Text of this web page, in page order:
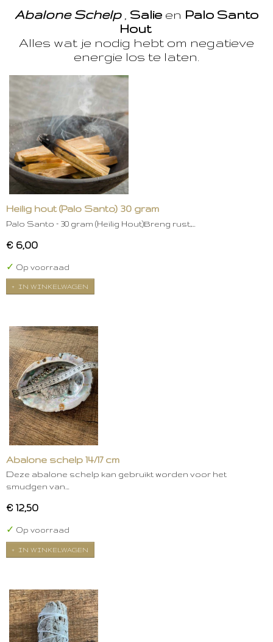
Abalone Schelp, Salie en Palo Santo
Hout
Alles wat je nodig hebt om negatieve
energie los te laten.
Heilig hout (Palo Santo) 30 gram
Palo Santo – 30 gram (Heilig Hout)Breng rust,…
€ 6,00
✓ Op voorraad
IN WINKELWAGEN
Abalone schelp 14/17 cm
Deze abalone schelp kan gebruikt worden voor het
smudgen van…
€ 12,50
✓ Op voorraad
IN WINKELWAGEN